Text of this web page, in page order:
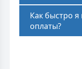
Как быстро я
оплаты?